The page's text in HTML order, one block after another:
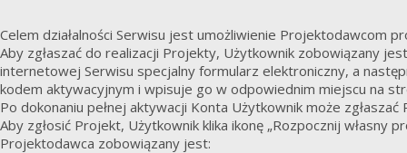
Celem działalności Serwisu jest umożliwienie Projektodawcom
Aby zgłaszać do realizacji Projekty, Użytkownik zobowiązany
internetowej Serwisu specjalny formularz elektroniczny, a
kodem aktywacyjnym i wpisuje go w odpowiednim miejscu na
Po dokonaniu pełnej aktywacji Konta Użytkownik może zgłaszać
Aby zgłosić Projekt, Użytkownik klika ikonę „Rozpocznij własny
Projektodawca zobowiązany jest: